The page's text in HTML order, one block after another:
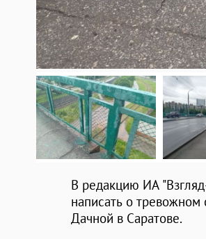
В редакцию ИА
написать о
Дачной в Саратове.